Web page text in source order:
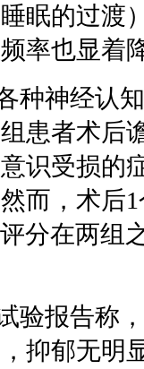
眠的过渡
率也显着
神经认知
患者术后
识受损的
而，术后
分在两组
报告称，
抑郁无明